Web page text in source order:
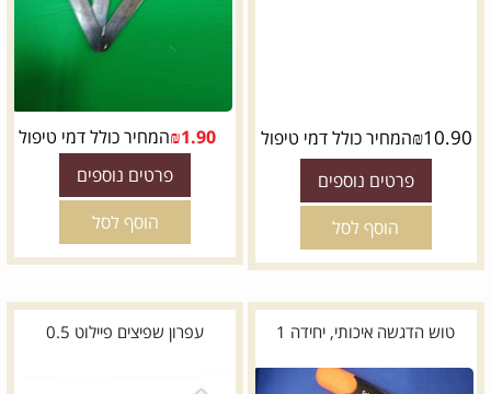
₪10.90 המחיר כולל דמי טיפול
פרטים נוספים
הוסף לסל
₪1.90 המחיר כולל דמי טיפול
פרטים נוספים
הוסף לסל
טוש הדגשה איכותי, יחידה 1 עפרון שפיצים פיילוט 0.5